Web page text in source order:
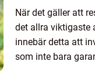
När det gäller att
det allra viktigaste
innebär detta att
som inte bara